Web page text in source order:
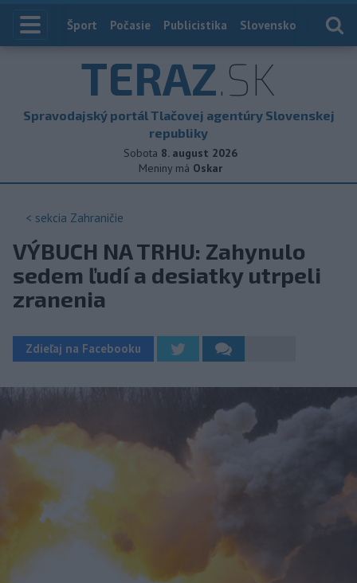
Index
Šport Počasie Publicistika Slovensko
TERAZ.SK
Spravodajský portál Tlačovej agentúry Slovenskej
republiky
Sobota 8. august 2026
Meniny má Oskar
< sekcia Zahraničie
VÝBUCH NA TRHU: Zahynulo
sedem ľudí a desiatky utrpeli
zranenia
Zdieľaj na Facebooku